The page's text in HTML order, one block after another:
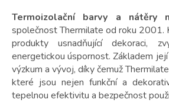
Termoizolační barvy a nátěry
společnost Thermilate od roku 2001.
produkty usnadňující dekoraci,
energetickou úspornost. Základem
výzkum a vývoj, díky čemuž
které jsou nejen funkční a
tepelnou efektivitu a bezpečnost